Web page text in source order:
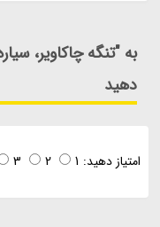
به "تنگه چاکاویر،
دهید
امتیاز دهید: 1
2
3